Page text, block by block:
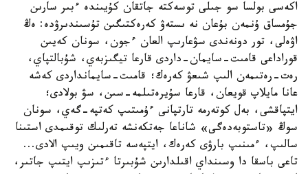
اكەسى بولسا سو جىلى توسەكتە جاتقان كۇيىندە ءبىر سارىن
جۇمساق ۇنمەن بۇعان نە ىستەۋ كەرەكتىگىن تۇسىندىرۋدە: ەڭ
اۋەلى، تور دونەندى سۋعارىپ العان ءجون، سونان كەيىن
قوراداعى قامىت-سايمان-داردى قارعا تيگىزبەي، شۇبالتپاي،
رەت-رەتىمەن الىپ شىعۋ كەرەك؛ قامىت-سايمانداردى كەشە
عانا مايلاپ قويعان، قارعا سۇيرەتىلمە-سىن، سۋ بولادى؛
ايتپاقشى، بەل كوتەرمە تارتپانى ءۇمىتىپ كەتپە-گەي، سونان
سوڭ «تاستوبەدەگى» شاناعا جەتكەنشە تەرلىك توقىمدى استىنا
سالىپ، ءمىنىپ بارۋى كەرەك، ايتپەسە تاقىمىن ويىپ الادى...
تاعى باسقا دا وسىنداي اقىلدارىن شۇبىرتا ءتىزىپ ايتىپ جاتىر،